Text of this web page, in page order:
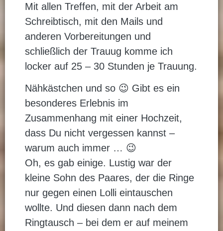
Mit allen Treffen, mit der Arbeit am
Schreibtisch, mit den Mails und
anderen Vorbereitungen und
schließlich der Trauug komme ich
locker auf 25 – 30 Stunden je Trauung.
Nähkästchen und so 😉 Gibt es ein
besonderes Erlebnis im
Zusammenhang mit einer Hochzeit,
dass Du nicht vergessen kannst –
warum auch immer … 😉
Oh, es gab einige. Lustig war der
kleine Sohn des Paares, der die Ringe
nur gegen einen Lolli eintauschen
wollte. Und diesen dann nach dem
Ringtausch – bei dem er auf meinem